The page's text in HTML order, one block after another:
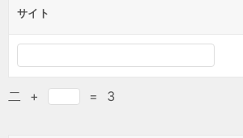
サイト
二 + = 3